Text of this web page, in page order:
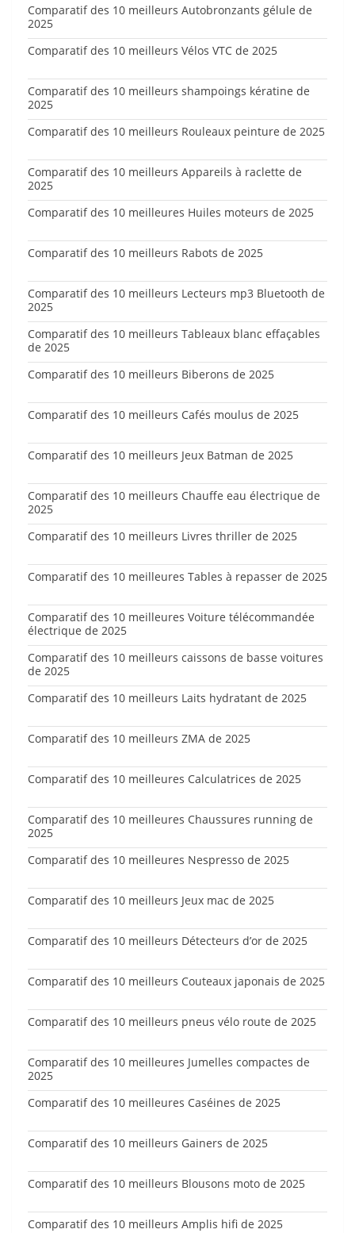
Comparatif des 10 meilleurs Autobronzants gélule de
2025
Comparatif des 10 meilleurs Vélos VTC de 2025
Comparatif des 10 meilleurs shampoings kératine de
2025
Comparatif des 10 meilleurs Rouleaux peinture de 2025
Comparatif des 10 meilleurs Appareils à raclette de
2025
Comparatif des 10 meilleures Huiles moteurs de 2025
Comparatif des 10 meilleurs Rabots de 2025
Comparatif des 10 meilleurs Lecteurs mp3 Bluetooth de
2025
Comparatif des 10 meilleurs Tableaux blanc effaçables
de 2025
Comparatif des 10 meilleurs Biberons de 2025
Comparatif des 10 meilleurs Cafés moulus de 2025
Comparatif des 10 meilleurs Jeux Batman de 2025
Comparatif des 10 meilleurs Chauffe eau électrique de
2025
Comparatif des 10 meilleurs Livres thriller de 2025
Comparatif des 10 meilleures Tables à repasser de 2025
Comparatif des 10 meilleures Voiture télécommandée
électrique de 2025
Comparatif des 10 meilleurs caissons de basse voitures
de 2025
Comparatif des 10 meilleurs Laits hydratant de 2025
Comparatif des 10 meilleurs ZMA de 2025
Comparatif des 10 meilleures Calculatrices de 2025
Comparatif des 10 meilleures Chaussures running de
2025
Comparatif des 10 meilleures Nespresso de 2025
Comparatif des 10 meilleurs Jeux mac de 2025
Comparatif des 10 meilleurs Détecteurs d’or de 2025
Comparatif des 10 meilleurs Couteaux japonais de 2025
Comparatif des 10 meilleurs pneus vélo route de 2025
Comparatif des 10 meilleures Jumelles compactes de
2025
Comparatif des 10 meilleures Caséines de 2025
Comparatif des 10 meilleurs Gainers de 2025
Comparatif des 10 meilleurs Blousons moto de 2025
Comparatif des 10 meilleurs Amplis hifi de 2025